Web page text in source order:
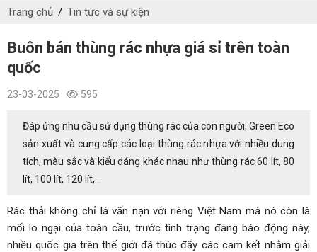
Trang chủ Tin tức và sự kiện
Buôn bán thùng rác nhựa giá sỉ trên toàn
quốc
23-03-2025 595
Đáp ứng nhu cầu sử dụng thùng rác của con người, Green Eco
sản xuất và cung cấp các loại thùng rác nhựa với nhiều dung
tích, màu sắc và kiểu dáng khác nhau như thùng rác 60 lít, 80
lít, 100 lít, 120 lít,...
Rác thải không chỉ là vấn nạn với riêng Việt Nam mà nó còn là
mối lo ngại của toàn cầu, trước tình trạng đáng báo động này,
nhiều quốc gia trên thế giới đã thúc đẩy các cam kết nhằm giải